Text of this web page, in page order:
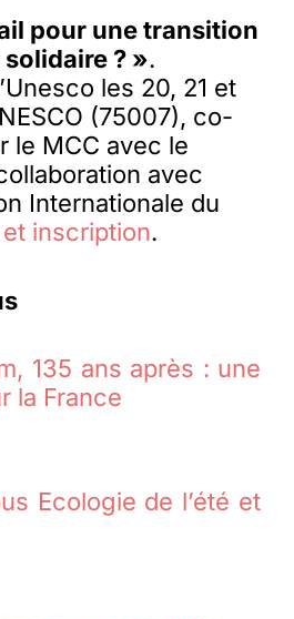
pour une transition
? ».
les 20, 21 et
(75007), co-
le MCC avec le
avec
Internationale du
inscription.
135 ans après : une
la France
Ecologie de l’été et